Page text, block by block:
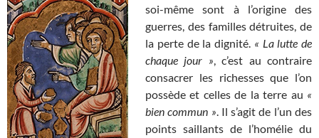
soi-même sont à l’origine des
guerres, des familles détruites, de
la perte de la dignité. « La lutte de
chaque jour », c’est au contraire
consacrer les richesses que l’on
possède et celles de la terre au «
bien commun ». Il s’agit de l’un des
points saillants de l’homélie du